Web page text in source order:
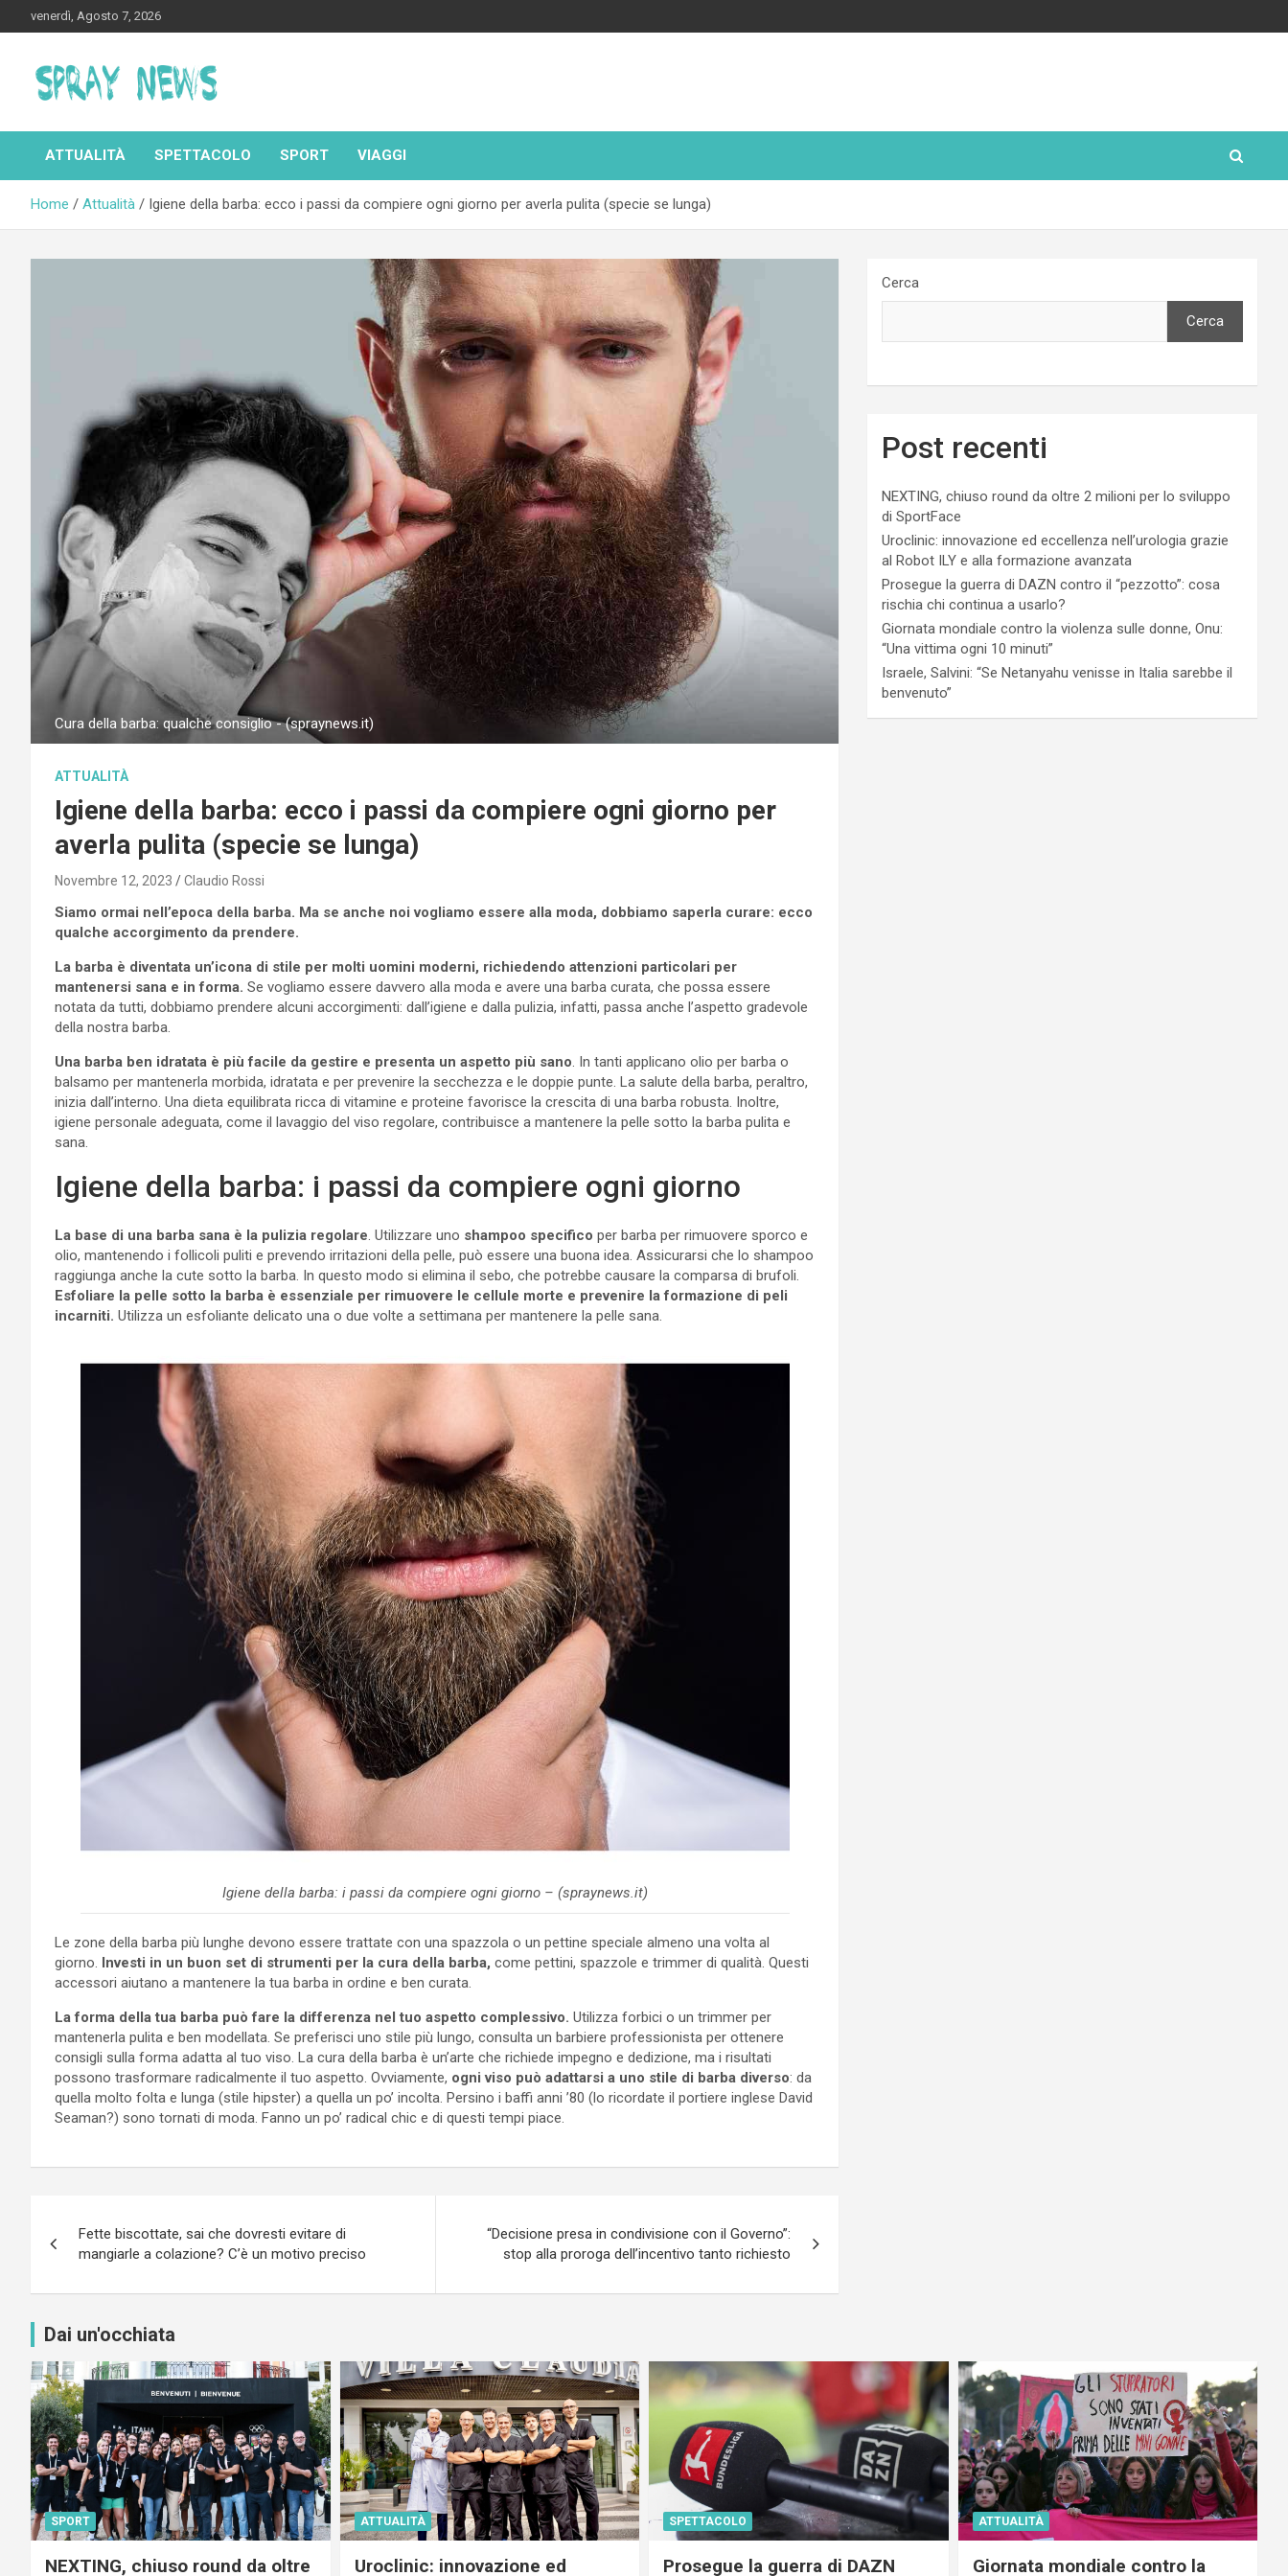
to
venerdì, Agosto 7, 2026
Spraynews.it
ATTUALITÀ SPETTACOLO SPORT VIAGGI
Home Attualità Igiene della barba: ecco i passi da compiere ogni giorno per averla pulita (specie se lunga)
Cura della barba: qualche consiglio - (spraynews.it)
ATTUALITÀ
Igiene della barba: ecco i passi da compiere ogni giorno per
averla pulita (specie se lunga)
Novembre 12, 2023 Claudio Rossi
Siamo ormai nell’epoca della barba. Ma se anche noi vogliamo essere alla moda, dobbiamo saperla curare: ecco
qualche accorgimento da prendere.
La barba è diventata un’icona di stile per molti uomini moderni, richiedendo attenzioni particolari per
mantenersi sana e in forma. Se vogliamo essere davvero alla moda e avere una barba curata, che possa essere
notata da tutti, dobbiamo prendere alcuni accorgimenti: dall’igiene e dalla pulizia, infatti, passa anche l’aspetto gradevole
della nostra barba.
Una barba ben idratata è più facile da gestire e presenta un aspetto più sano . In tanti applicano olio per barba o
balsamo per mantenerla morbida, idratata e per prevenire la secchezza e le doppie punte. La salute della barba, peraltro,
inizia dall’interno. Una dieta equilibrata ricca di vitamine e proteine favorisce la crescita di una barba robusta. Inoltre,
igiene personale adeguata, come il lavaggio del viso regolare, contribuisce a mantenere la pelle sotto la barba pulita e
sana.
Igiene della barba: i passi da compiere ogni giorno
La base di una barba sana è la pulizia regolare . Utilizzare uno shampoo specifico per barba per rimuovere sporco e
olio, mantenendo i follicoli puliti e prevendo irritazioni della pelle, può essere una buona idea. Assicurarsi che lo shampoo
raggiunga anche la cute sotto la barba. In questo modo si elimina il sebo, che potrebbe causare la comparsa di brufoli.
Esfoliare la pelle sotto la barba è essenziale per rimuovere le cellule morte e prevenire la formazione di peli
incarniti. Utilizza un esfoliante delicato una o due volte a settimana per mantenere la pelle sana.
Igiene della barba: i passi da compiere ogni giorno – (spraynews.it)
Le zone della barba più lunghe devono essere trattate con una spazzola o un pettine speciale almeno una volta al
giorno. Investi in un buon set di strumenti per la cura della barba, come pettini, spazzole e trimmer di qualità. Questi
accessori aiutano a mantenere la tua barba in ordine e ben curata.
La forma della tua barba può fare la differenza nel tuo aspetto complessivo. Utilizza forbici o un trimmer per
mantenerla pulita e ben modellata. Se preferisci uno stile più lungo, consulta un barbiere professionista per ottenere
consigli sulla forma adatta al tuo viso. La cura della barba è un’arte che richiede impegno e dedizione, ma i risultati
possono trasformare radicalmente il tuo aspetto. Ovviamente, ogni viso può adattarsi a uno stile di barba diverso: da
quella molto folta e lunga (stile hipster) a quella un po’ incolta. Persino i baffi anni ’80 (lo ricordate il portiere inglese David
Seaman?) sono tornati di moda. Fanno un po’ radical chic e di questi tempi piace.
articoli
Fette biscottate, sai che dovresti evitare di
mangiarle a colazione? C’è un motivo preciso
“Decisione presa in condivisione con il Governo”:
stop alla proroga dell’incentivo tanto richiesto
Cerca
Cerca
Post recenti
NEXTING, chiuso round da oltre 2 milioni per lo sviluppo
di SportFace
Uroclinic: innovazione ed eccellenza nell’urologia grazie
al Robot ILY e alla formazione avanzata
Prosegue la guerra di DAZN contro il “pezzotto”: cosa
rischia chi continua a usarlo?
Giornata mondiale contro la violenza sulle donne, Onu:
“Una vittima ogni 10 minuti”
Israele, Salvini: “Se Netanyahu venisse in Italia sarebbe il
benvenuto”
Dai un'occhiata
SPORT
NEXTING, chiuso round da oltre
ATTUALITÀ
Uroclinic: innovazione ed
SPETTACOLO
Prosegue la guerra di DAZN
ATTUALITÀ
Giornata mondiale contro la